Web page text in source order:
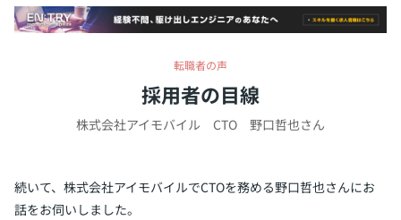
転職者の声
採用者の目線
株式会社アイモバイル CTO 野口哲也さん
続いて、株式会社アイモバイルでCTOを務める野口哲也さんにお
話をお伺いしました。